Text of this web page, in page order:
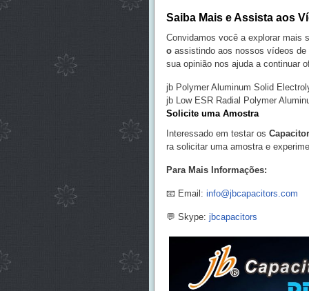
Saiba Mais e Assista aos
Convidamos você a explorar mais
oassistindo aos nossos vídeos de
sua opinião nos ajuda a continuar
jb Polymer Aluminum Solid
jb Low ESR Radial Polymer
Solicite uma Amostra
Interessado em testar os
ra solicitar uma amostra e
Para Mais Informações:
📧 Email: info@jbcapacitors.com
💬 Skype: jbcapacitors